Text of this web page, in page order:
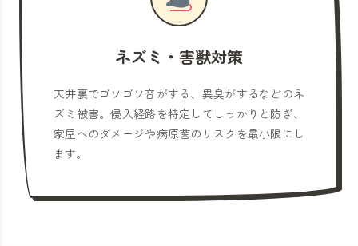
ネズミ・害獣対策
天井裏でゴソゴソ音がする、異臭がするなどのネ
ズミ被害。侵入経路を特定してしっかりと防ぎ、
家屋へのダメージや病原菌のリスクを最小限にし
ます。